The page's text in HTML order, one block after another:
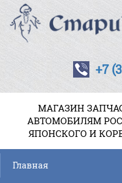
+7
МАГАЗИН
АВТОМОБИЛЯМ
ЯПОНСКОГО И
Главная